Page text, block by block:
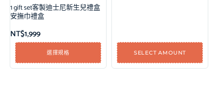
1 gift set客製迪士尼新生兒禮盒
安撫巾禮盒
NT$1,999
選擇規格 SELECT AMOUNT